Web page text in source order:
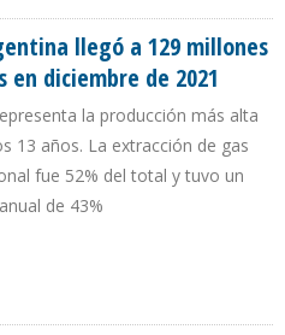
llegó a 129 millones
diciembre de 2021
la producción más alta
13 años. La extracción de gas
fue 52% del total y tuvo un
de 43%